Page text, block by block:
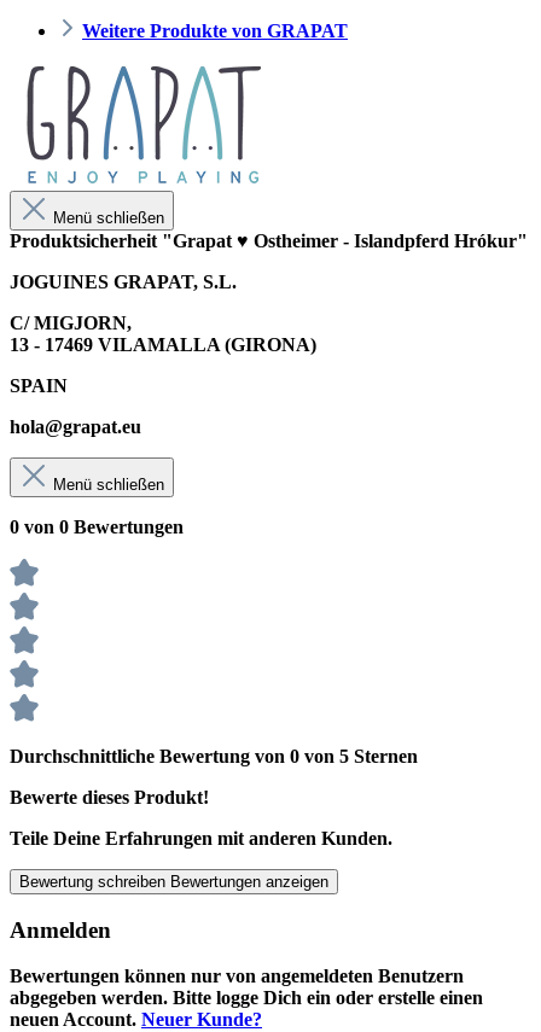
Weitere Produkte von GRAPAT
Menü schließen
Produktsicherheit "Grapat ♥ Ostheimer - Islandpferd Hrókur"
JOGUINES GRAPAT, S.L.
C/ MIGJORN,
13 - 17469 VILAMALLA (GIRONA)
SPAIN
hola@grapat.eu
Menü schließen
0 von 0 Bewertungen
Durchschnittliche Bewertung von 0 von 5 Sternen
Bewerte dieses Produkt!
Teile Deine Erfahrungen mit anderen Kunden.
Bewertung schreiben Bewertungen anzeigen
Anmelden
Bewertungen können nur von angemeldeten Benutzern
abgegeben werden. Bitte logge Dich ein oder erstelle einen
neuen Account. Neuer Kunde?